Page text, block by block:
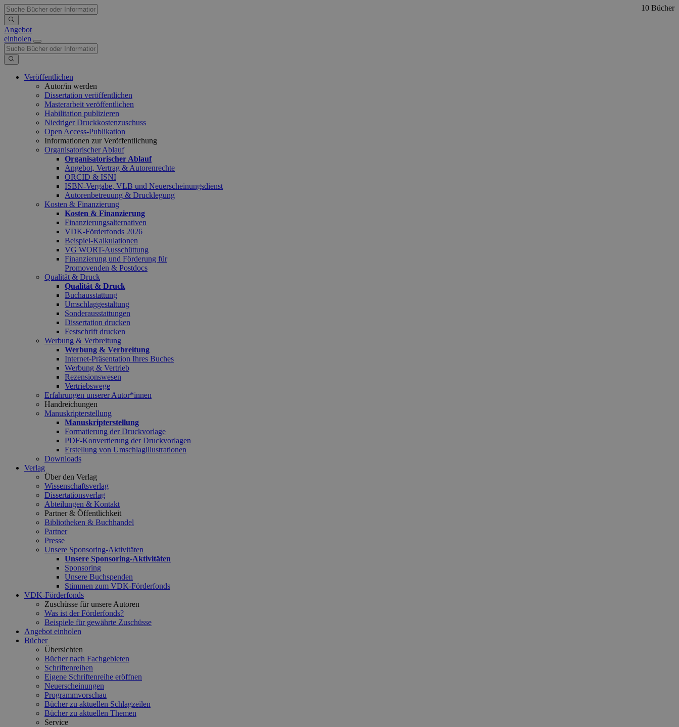
Angebot
einholen
Veröffentlichen
Autor/in werden
Dissertation veröffentlichen
Masterarbeit veröffentlichen
Habilitation publizieren
Niedriger Druckkostenzuschuss
Open Access-Publikation
Informationen zur Veröffentlichung
Organisatorischer Ablauf
Organisatorischer Ablauf
Angebot, Vertrag & Autorenrechte
ORCID & ISNI
ISBN-Vergabe, VLB und Neuerscheinungsdienst
Autorenbetreuung & Drucklegung
Kosten & Finanzierung
Kosten & Finanzierung
Finanzierungsalternativen
VDK-Förderfonds 2026
Beispiel-Kalkulationen
VG WORT-Ausschüttung
Finanzierung und Förderung für
Promovenden & Postdocs
Qualität & Druck
Qualität & Druck
Buchausstattung
Umschlaggestaltung
Sonderausstattungen
Dissertation drucken
Festschrift drucken
Werbung & Verbreitung
Werbung & Verbreitung
Internet-Präsentation Ihres Buches
Werbung & Vertrieb
Rezensionswesen
Vertriebswege
Erfahrungen unserer Autor*innen
Handreichungen
Manuskripterstellung
Manuskripterstellung
Formatierung der Druckvorlage
PDF-Konvertierung der Druckvorlagen
Erstellung von Umschlagillustrationen
Downloads
Verlag
Über den Verlag
Wissenschaftsverlag
Dissertationsverlag
Abteilungen & Kontakt
Partner & Öffentlichkeit
Bibliotheken & Buchhandel
Partner
Presse
Unsere Sponsoring-Aktivitäten
Unsere Sponsoring-Aktivitäten
Sponsoring
Unsere Buchspenden
Stimmen zum VDK-Förderfonds
VDK-Förderfonds
Zuschüsse für unsere Autoren
Was ist der Förderfonds?
Beispiele für gewährte Zuschüsse
Angebot einholen
Bücher
Übersichten
Bücher nach Fachgebieten
Schriftenreihen
Eigene Schriftenreihe eröffnen
Neuerscheinungen
Programmvorschau
Bücher zu aktuellen Schlagzeilen
Bücher zu aktuellen Themen
Service
10 Bücher